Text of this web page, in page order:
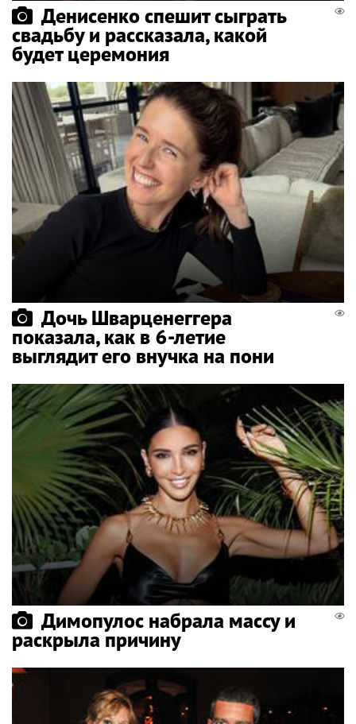
Денисенко спешит сыграть
свадьбу и рассказала, какой
будет церемония
Дочь Шварценеггера
показала, как в 6-летие
выглядит его внучка на пони
Димопулос набрала массу и
раскрыла причину